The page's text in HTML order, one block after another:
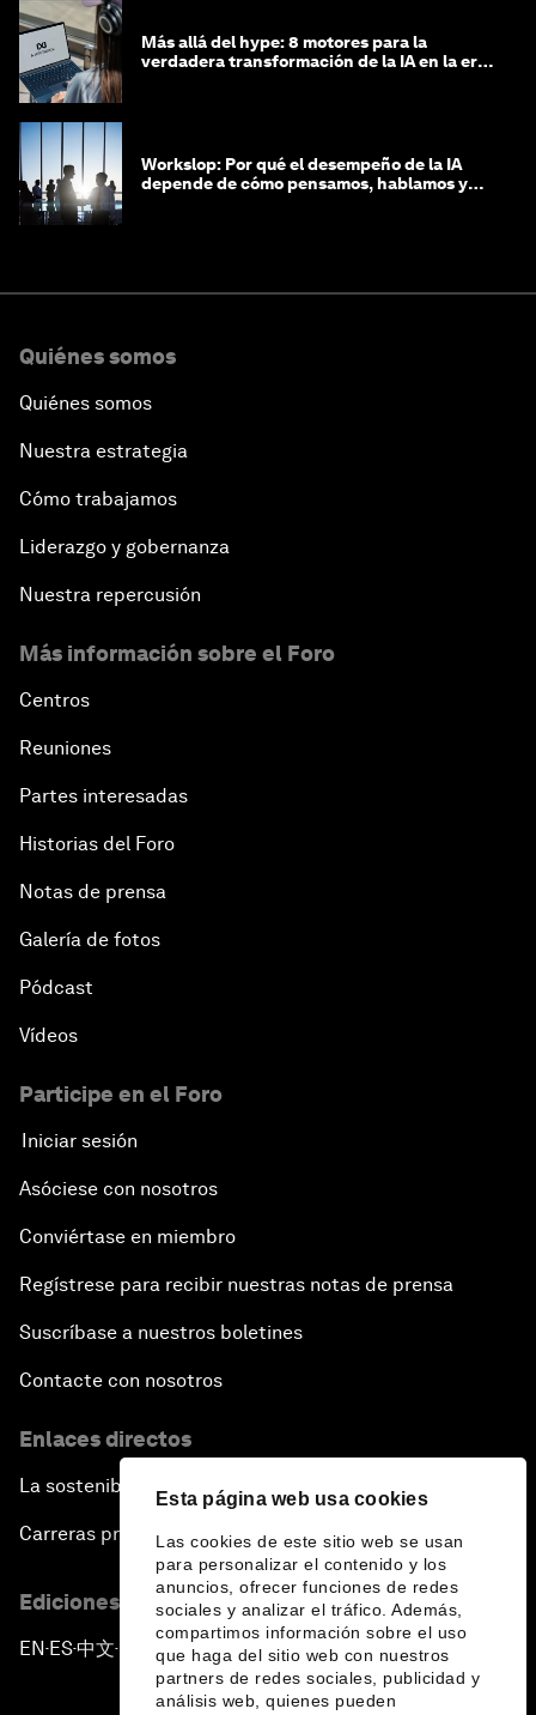
Esta página web usa cookies
Las cookies de este sitio web se usan
para personalizar el contenido y los
anuncios, ofrecer funciones de redes
sociales y analizar el tráfico. Además,
compartimos información sobre el uso
que haga del sitio web con nuestros
partners de redes sociales, publicidad y
análisis web, quienes pueden
Más allá del hype: 8 motores para la
verdadera transformación de la IA en la era
Workslop: Por qué el desempeño de la IA
depende de cómo pensamos, hablamos y
Quiénes somos
Quiénes somos
Nuestra estrategia
Cómo trabajamos
Liderazgo y gobernanza
Nuestra repercusión
Más información sobre el Foro
Centros
Reuniones
Partes interesadas
Historias del Foro
Notas de prensa
Galería de fotos
Pódcast
Vídeos
Participe en el Foro
Iniciar sesión
Asóciese con nosotros
Conviértase en miembro
Regístrese para recibir nuestras notas de prensa
Suscríbase a nuestros boletines
Contacte con nosotros
Enlaces directos
La sostenibilidad en el Foro
Carreras profesionales
Ediciones en otros idiomas
EN ▪ ES▪中文▪ 日本語